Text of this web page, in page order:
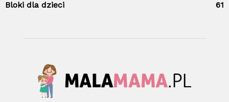
Bloki dla dzieci
61